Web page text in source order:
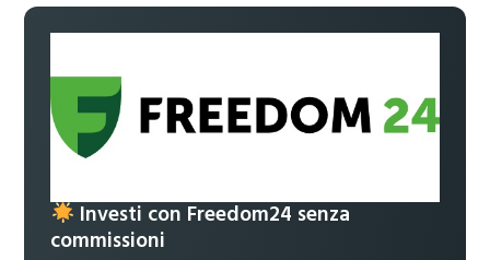
Investi con Freedom24 senza
commissioni